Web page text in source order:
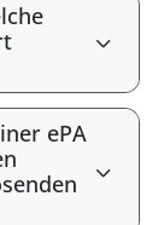
ePA